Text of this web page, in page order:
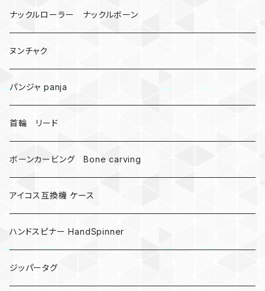
悪魔の鍵
爬虫類、蛇
DNA 螺旋
受注作成_名入り、ネーム
ナックルローラー ナックルボーン
ヌンチャク
パンジャ panja
首輪 リード
ボーンカービング Bone carving
アイコス互換機 ケース
ハンドスピナー HandSpinner
ジッパータグ